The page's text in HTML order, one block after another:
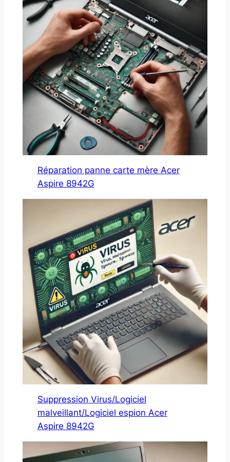
Réparation panne carte mère Acer
Aspire 8942G
Suppression Virus/Logiciel
malveillant/Logiciel espion Acer
Aspire 8942G